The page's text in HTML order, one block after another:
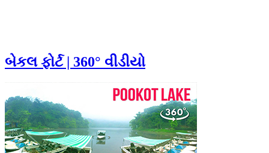
બેકલ ફોર્ટ | 360° વીડીયો